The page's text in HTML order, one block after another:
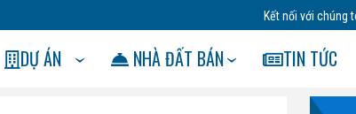
Kết nối với chúng
DỰ ÁN NHÀ ĐẤT BÁN TIN TỨC